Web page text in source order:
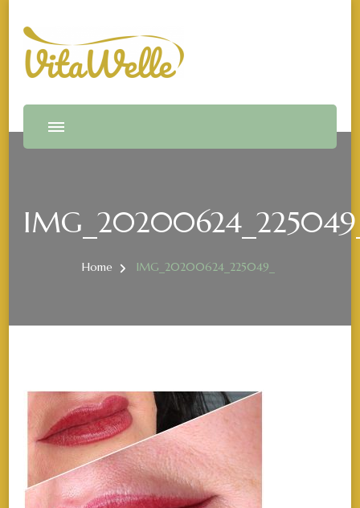
Vitawelle
VitaWelle by Irina Madrid
Home IMG_20200624_225049_